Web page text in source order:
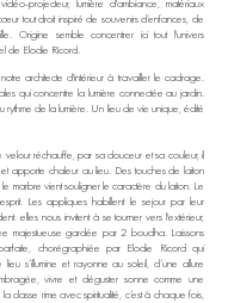
tout droit inspiré de souvenirs d’enfances, de
Origine semble concentrer ici tout l'univers
de Elodie Ricord.
architecte d'intérieur à travailler le cadrage.
qui concentre la lumière connectée au jardin.
de la lumière. Un lieu de vie unique, édité
velour réchauffe, par sa douceur et sa couleur, il
apporte chaleur au lieu. Des touches de laiton
marbre vient souligner le caractère du laiton. Le
Les appliques habillent le sejour par leur
elles nous invitent à se tourner vers l'extérieur,
majestueuse gardée par 2 boudha. Laissons
chorégraphiée par Elodie Ricord qui
s’illumine et rayonne au soleil, d’une allure
vivre et déguster sonne comme une
rime avec spiritualité, c’est à chaque fois,